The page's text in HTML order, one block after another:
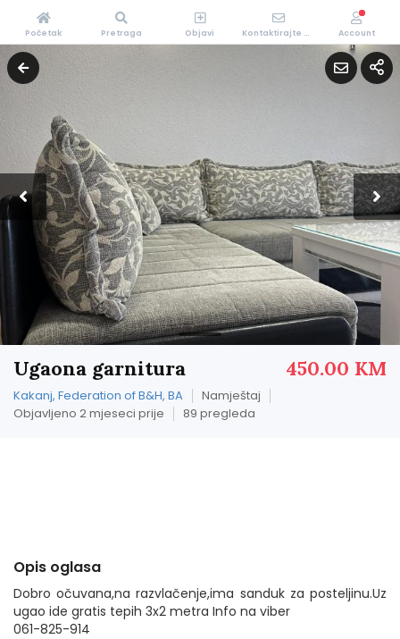
450.00 KM
Ugaona garnitura
Kakanj, Federation of B&H, BA
Namještaj
Objavljeno 2 mjeseci prije
89 pregleda
Opis oglasa
Dobro očuvana,na razvlačenje,ima sanduk za posteljinu.Uz
ugao ide gratis tepih 3x2 metra Info na viber
061-825-914
Početak Pretraga Objavi Kontaktirajte Nas Account